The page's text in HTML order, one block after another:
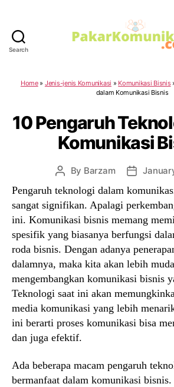
Search
Home» Jenis-jenis Komunikasi » Komunikasi Bisnis
dalam Komunikasi Bisnis
10 Pengaruh
Komunikasi
Post
author
By Barzam
Post
Pengaruh teknologi dalam
sangat signifikan. Apalagi
ini. Komunikasi bisnis memang
spesifik yang biasanya berfungsi
roda bisnis. Dengan adanya
dalamnya, maka kita akan lebih
mengembangkan komunikasi bisnis
Teknologi saat ini akan
media komunikasi yang lebih
ini berarti proses komunikasi bisa
dan juga efektif.
Ada beberapa macam pengaruh
bermanfaat dalam komunikasi